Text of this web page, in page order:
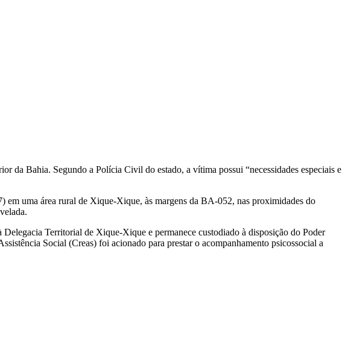
da Bahia. Segundo a Polícia Civil do estado, a vítima possui “necessidades especiais e
em uma área rural de Xique-Xique, às margens da BA-052, nas proximidades do
Territorial de Xique-Xique e permanece custodiado à disposição do Poder
Social (Creas) foi acionado para prestar o acompanhamento psicossocial a